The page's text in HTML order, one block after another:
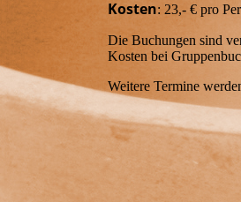
Kosten: 23,- € pro
Die Buchungen sind
Kosten bei
Weitere Termine